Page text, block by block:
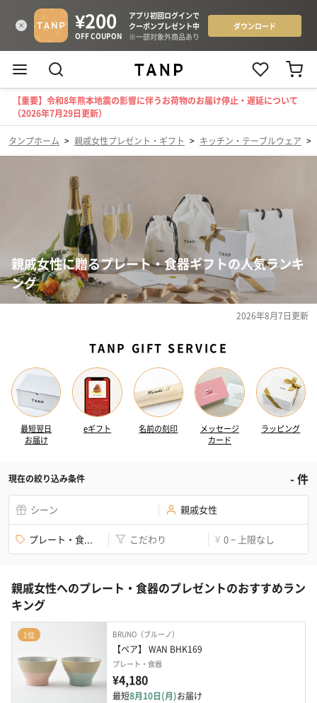
【重要】令和8年熊本地震の影響に伴うお荷物のお届け停止・遅延について
（2026年7月29日更新）
タンプホーム > 親戚女性プレゼント・ギフト > キッチン・テーブルウェア >
親戚女性に贈るプレート・食器ギフトの人気ランキ
ング
2026年8月7日更新
TANP GIFT SERVICE
最短翌日
お届け
eギフト 名前の刻印
メッセージ
カード
ラッピング
現在の絞り込み条件 -件
シーン 親戚女性
プレート・食... こだわり ¥ 0 ~ 上限なし
親戚女性へのプレート・食器のプレゼントのおすすめラン
キング
1位 BRUNO（ブルーノ）
【ペア】 WAN BHK169
プレート・食器
¥4,180
最短8月10日(月)お届け